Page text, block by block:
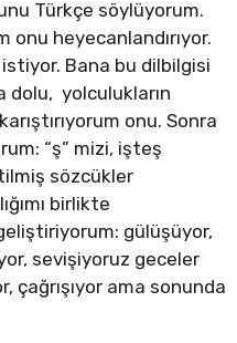
Türkçe söylüyorum.
onu heyecanlandırıyor.
Bana bu dilbilgisi
dolu, yolculukların
onu. Sonra
“ş” mizi, işteş
sözcükler
birlikte
gülüşüyor,
sevişiyoruz geceler
çağrışıyor ama sonunda